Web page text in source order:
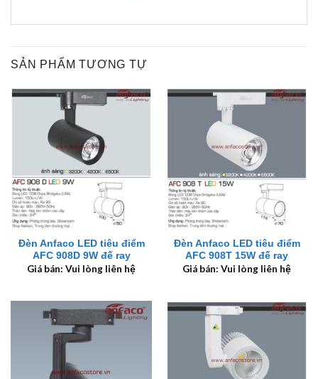
SẢN PHẨM TƯƠNG TỰ
Đèn Anfaco LED tiêu điểm
AFC 908D 9W đế ray
Giá bán: Vui lòng liên hệ
Đèn Anfaco LED tiêu điểm
AFC 908T 15W đế ray
Giá bán: Vui lòng liên hệ